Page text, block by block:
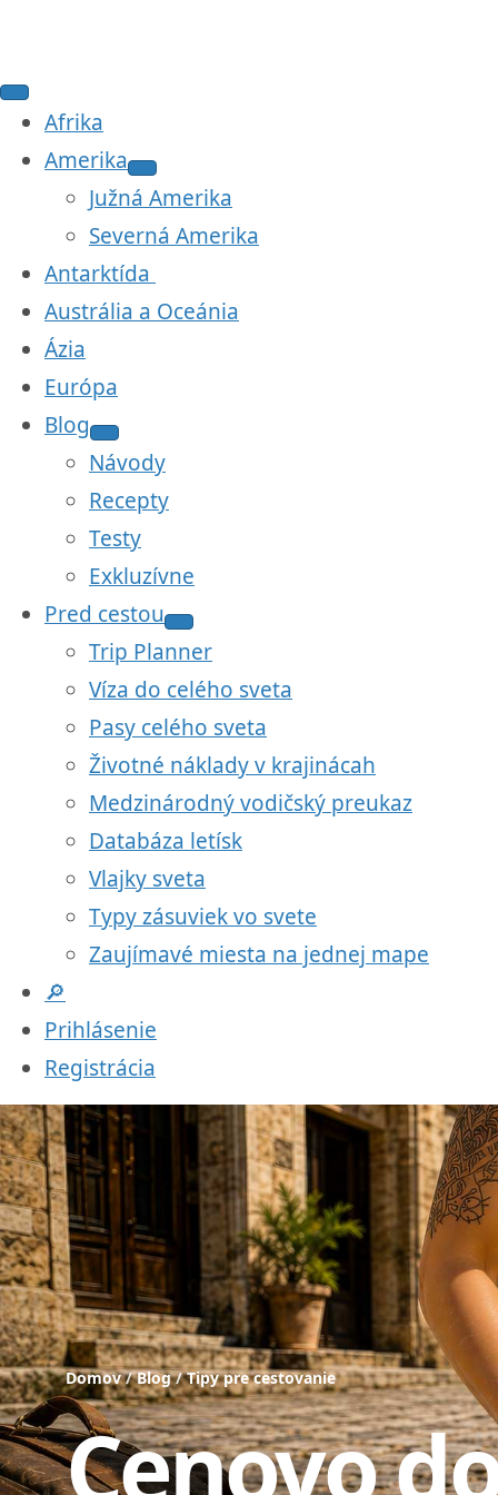
Afrika
Amerika
Južná Amerika
Severná Amerika
Antarktída
Austrália a Oceánia
Ázia
Európa
Blog
Návody
Recepty
Testy
Exkluzívne
Pred cestou
Trip Planner
Víza do celého sveta
Pasy celého sveta
Životné náklady v krajinácah
Medzinárodný vodičský preukaz
Databáza letísk
Vlajky sveta
Typy zásuviek vo svete
Zaujímavé miesta na jednej mape
🔎
Prihlásenie
Registrácia
Domov/Blog/Tipy pre cestovanie
Cenovo